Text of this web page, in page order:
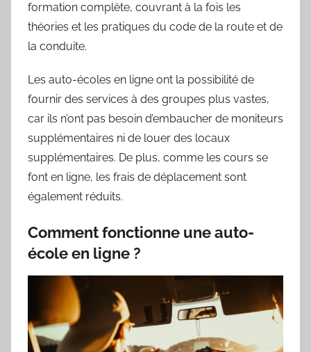
formation complète, couvrant à la fois les
théories et les pratiques du code de la route et de
la conduite.
Les auto-écoles en ligne ont la possibilité de
fournir des services à des groupes plus vastes,
car ils n’ont pas besoin d’embaucher de moniteurs
supplémentaires ni de louer des locaux
supplémentaires. De plus, comme les cours se
font en ligne, les frais de déplacement sont
également réduits.
Comment fonctionne une auto-
école en ligne ?